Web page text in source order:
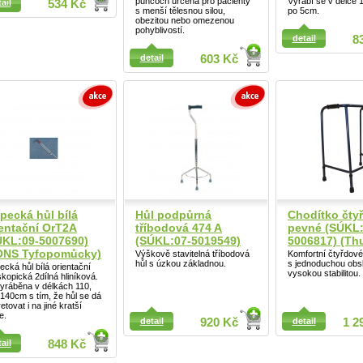
534 Kč
s menší tělesnou silou,
obezitou nebo omezenou
pohyblivostí.
603 Kč
detail
po 5cm.
detail
hůl bílá
OrT2A
5007690)
Tyfopomůcky)
hůl bílá orientační
2dílná hliníková.
v délkách 110,
s tím, že hůl se dá
i na jiné kratší
848 Kč
Hůl podpůrná
tříbodová 474 A
(SÚKL:07-5019549)
Výškově stavitelná tříbodová
hůl s úzkou základnou.
920 Kč
detail
Chodítko
pevné
5006817)
Komfortní
s jednoduchou
vysokou stabilitou.
1
detail